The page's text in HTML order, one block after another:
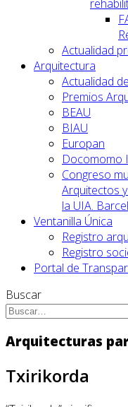
Actualidad
Arquitectura
Actualidad
Premios
BEAU
BIAU
Europan
Docomomo
Congreso
Arquitectos
la UIA.
Ventanilla Única
Registro
Registro
Portal de
Buscar
Arquitecturas
Txirikorda